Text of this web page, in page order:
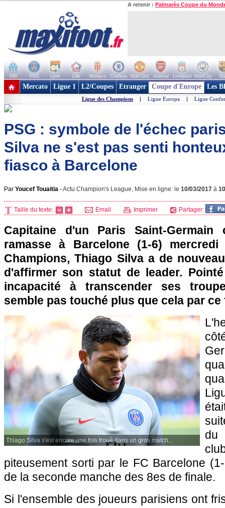
A retenir : Palmarès Coupe du
OM PSG Lyon Lille Monaco Chelsea Man Utd Arsenal Liverpool ManCity
+ de clubs
Mercato Ligue 1 L2/Coupes Etranger Coupe d'Europe Les
Ligue des Champions | Ligue Europa | Ligue
PSG : symbole de l'échec
Silva ne s'est pas senti
fiasco à Barcelone
Par Youcef Touaitia -Actu Champion's League, Mise en ligne: le 10/03/2017 à
Taille du texte: Email Imprimer Partager:
Capitaine d'un Paris Saint-Germain
ramasse à Barcelone (1-6)
Champions, Thiago Silva a de
d'affirmer son statut de leader.
incapacité à transcender ses
semble pas touché plus que cela par
Thiago Silva s'est encore une fois troué dans un gros match...
du
piteusement sorti par le FC Barcelone
de la seconde manche des 8es de finale.
Si l'ensemble des joueurs parisiens ont